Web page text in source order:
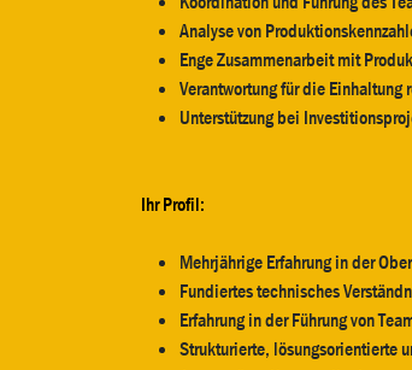
Analyse von
Enge Zusammenarbeit mit
Verantwortung für die
Unterstützung bei
Ihr Profil:
Mehrjährige Erfahrung in der
Fundiertes technisches
Erfahrung in der Führung von
Strukturierte, lösungsorientierte